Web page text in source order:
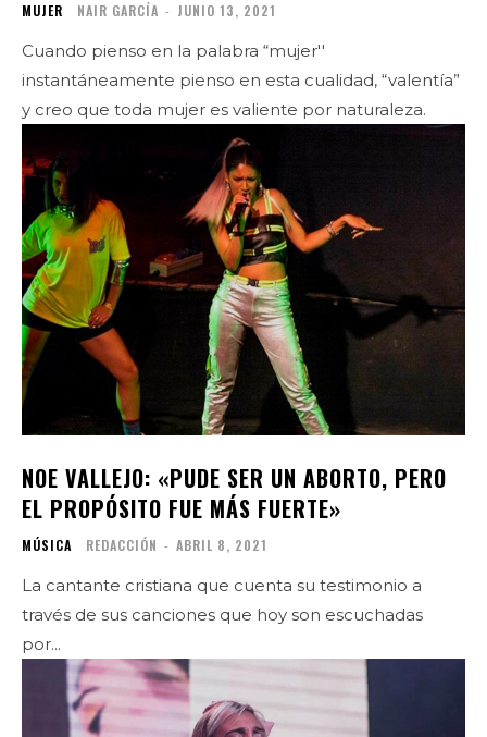
MUJER NAIR GARCÍA - JUNIO 13, 2021
Cuando pienso en la palabra “mujer''
instantáneamente pienso en esta cualidad, “valentía”
y creo que toda mujer es valiente por naturaleza.
NOE VALLEJO: «PUDE SER UN ABORTO, PERO
EL PROPÓSITO FUE MÁS FUERTE»
MÚSICA REDACCIÓN - ABRIL 8, 2021
La cantante cristiana que cuenta su testimonio a
través de sus canciones que hoy son escuchadas
por...